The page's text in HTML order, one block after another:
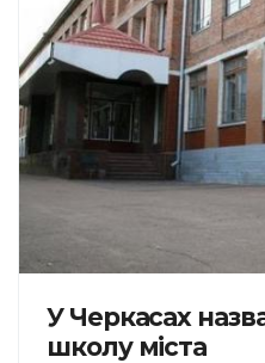
У Черкасах
школу міста